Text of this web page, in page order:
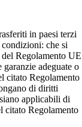
in paesi terzi
condizioni: che si
Regolamento UE
adeguate o
citato Regolamento
di diritti
applicabili di
citato Regolamento